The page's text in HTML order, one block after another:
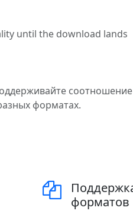
until the download lands
соотношение
форматах.
форматов